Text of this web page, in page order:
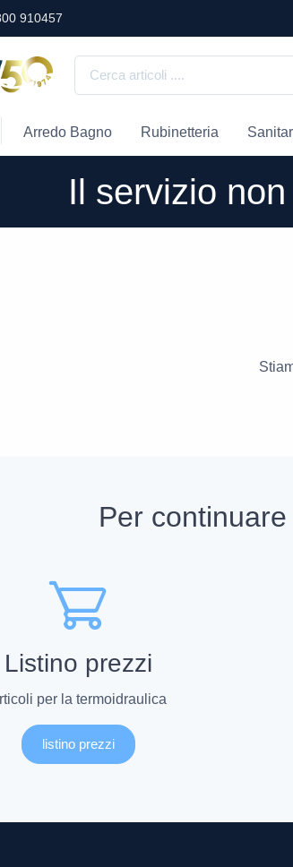
910457
Arredo Bagno Rubinetteria
Il servizio
Per
Listino prezzi
per la termoidraulica
listino prezzi